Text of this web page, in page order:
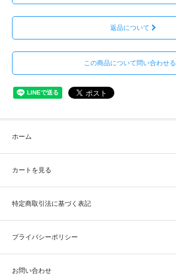
返品について
この商品について問い合わせる
ホーム
カートを見る
特定商取引法に基づく表記
プライバシーポリシー
お問い合わせ